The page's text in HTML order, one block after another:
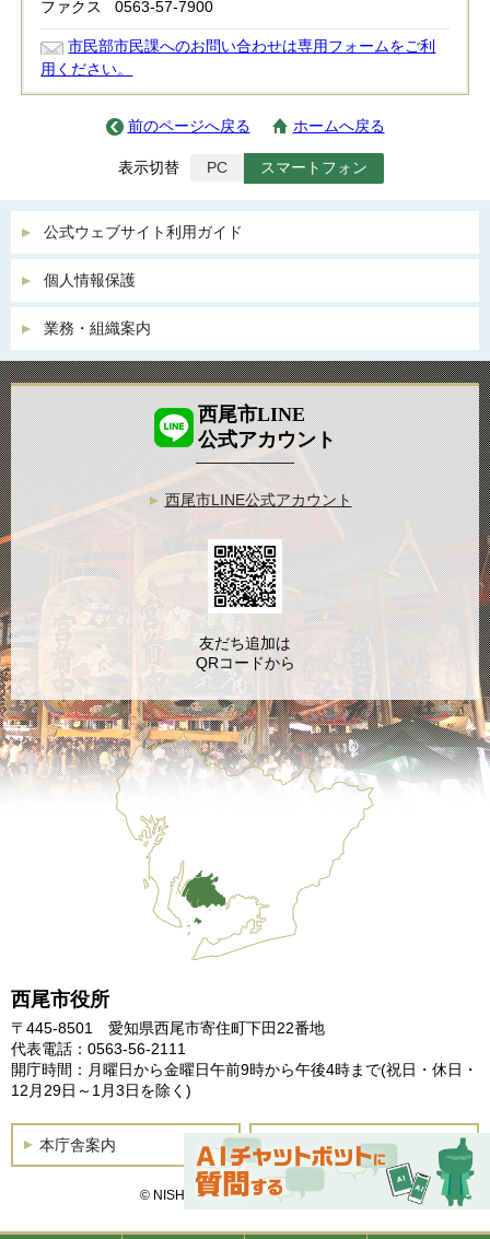
ファクス
0563-57-7900
市民部市民課へのお問い合わせは専用フォームをご利
用ください。
前のページへ戻る ホームへ戻る
表示切替 PC スマートフォン
公式ウェブサイト利用ガイド
個人情報保護
業務・組織案内
西尾市役所
〒445-8501 愛知県西尾市寄住町下田22番地
代表電話：0563-56-2111
開庁時間：月曜日から金曜日午前9時から午後4時まで(祝日・休日・
12月29日～1月3日を除く)
本庁舎案内 土曜開庁
© NISHIO City, All Rights Reserved.
西尾市LINE
公式アカウント
西尾市LINE公式アカウント
友だち追加は
QRコードから